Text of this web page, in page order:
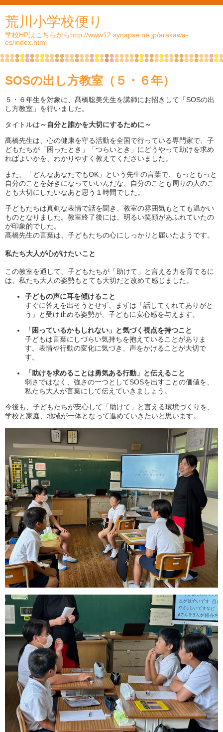
荒川小学校便り
学校HPはこちらからhttp://www12.synapse.ne.jp/arakawa-
es/index.html
SOSの出し方教室（５・６年）
５・６年生を対象に、髙橋聡美先生を講師にお招きして「SOSの出
し方教室」を行いました。
タイトルは ～自分と誰かを大切にするために～
髙橋先生は、心の健康を守る活動を全国で行っている専門家で、子
どもたちが「困ったとき」「つらいとき」にどうやって助けを求め
ればよいかを、わかりやすく教えてくださいました。
また、「どんなあなたでもOK」という先生の言葉で、もっともっと
自分のことを好きになっていいんだな、自分のことも周りの人のこ
とも大切にしたいなあと思う１時間でした。
子どもたちは真剣な表情で話を聞き、教室の雰囲気もとても温かい
ものとなりました。教室終了後には、明るい笑顔があふれていたの
が印象的でした。
髙橋先生の言葉は、子どもたちの心にしっかりと届いたようです。
私たち大人が心がけたいこと
この教室を通して、子どもたちが「助けて」と言える力を育てるに
は、私たち大人の姿勢もとても大切だと改めて感じました。
子どもの声に耳を傾けること
すぐに答えを出そうとせず、まずは「話してくれてありがと
う」と受け止める姿勢が、子どもに安心感を与えます。
「困っているかもしれない」と気づく視点を持つこと
子どもは言葉にしづらい気持ちを抱えていることがありま
す。表情や行動の変化に気づき、声をかけることが大切で
す。
「助けを求めることは勇気ある行動」と伝えること
弱さではなく、強さの一つとしてSOSを出すことの価値を、
私たち大人が言葉にして伝えていきましょう。
今後も、子どもたちが安心して「助けて」と言える環境づくりを、
学校と家庭、地域が一体となって進めていきたいと思います。